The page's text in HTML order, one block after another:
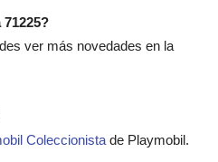
ver más novedades en la
Coleccionista de Playmobil.